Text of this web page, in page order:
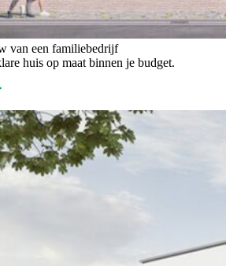
van een familiebedrijf
huis op maat binnen je budget.